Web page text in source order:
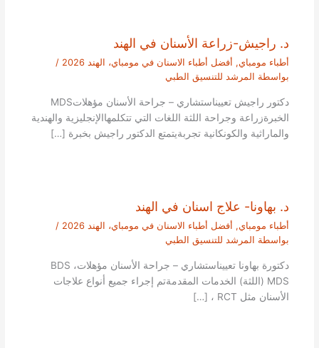
د. راجيش-زراعة الأسنان في الهند
أطباء مومباي, أفضل أطباء الاسنان في مومباي، الهند 2026
/
بواسطة المرشد للتنسيق الطبي
دكتور راجيش تعييناستشاري – جراحة الأسنان مؤهلاتMDS
الخبرةزراعة وجراحة اللثة اللغات التي تتكلمهاالإنجليزية والهندية
والماراثية والكونكانية تجربةيتمتع الدكتور راجيش بخبرة […]
د. بهاونا- علاج اسنان في الهند
أطباء مومباي, أفضل أطباء الاسنان في مومباي، الهند 2026
/
بواسطة المرشد للتنسيق الطبي
دكتورة بهاونا تعييناستشاري – جراحة الأسنان مؤهلاتBDS ،
MDS (اللثة) الخدمات المقدمةتم إجراء جميع أنواع علاجات
الأسنان مثل RCT ، […]